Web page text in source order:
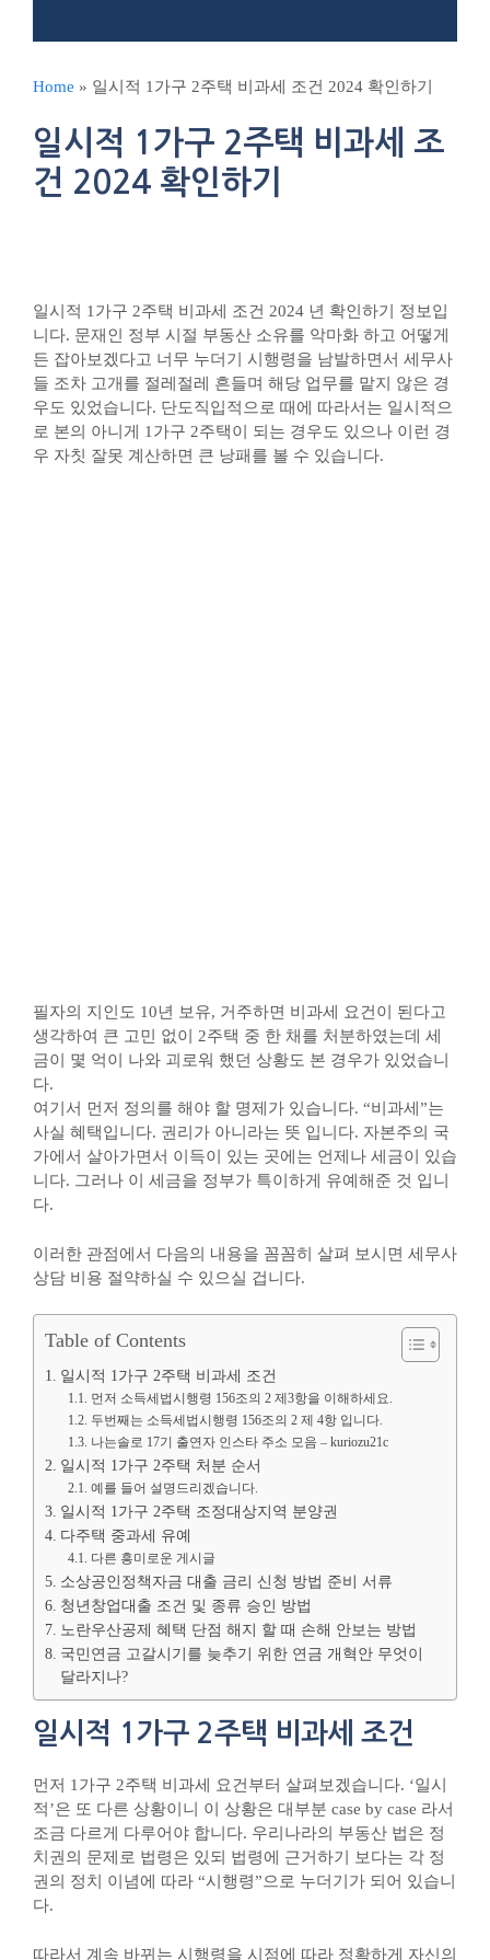
Home » 일시적 1가구 2주택 비과세 조건 2024 확인하기
일시적 1가구 2주택 비과세 조
건 2024 확인하기
일시적 1가구 2주택 비과세 조건 2024 년 확인하기 정보입
니다. 문재인 정부 시절 부동산 소유를 악마화 하고 어떻게
든 잡아보겠다고 너무 누더기 시행령을 남발하면서 세무사
들 조차 고개를 절레절레 흔들며 해당 업무를 맡지 않은 경
우도 있었습니다. 단도직입적으로 때에 따라서는 일시적으
로 본의 아니게 1가구 2주택이 되는 경우도 있으나 이런 경
우 자칫 잘못 계산하면 큰 낭패를 볼 수 있습니다.
필자의 지인도 10년 보유, 거주하면 비과세 요건이 된다고
생각하여 큰 고민 없이 2주택 중 한 채를 처분하였는데 세
금이 몇 억이 나와 괴로워 했던 상황도 본 경우가 있었습니
다.
여기서 먼저 정의를 해야 할 명제가 있습니다. “비과세”는
사실 혜택입니다. 권리가 아니라는 뜻 입니다. 자본주의 국
가에서 살아가면서 이득이 있는 곳에는 언제나 세금이 있습
니다. 그러나 이 세금을 정부가 특이하게 유예해준 것 입니
다.
이러한 관점에서 다음의 내용을 꼼꼼히 살펴 보시면 세무사
상담 비용 절약하실 수 있으실 겁니다.
Table of Contents
일시적 1가구 2주택 비과세 조건
먼저 소득세법시행령 156조의 2 제3항을 이해하세요.
두번째는 소득세법시행령 156조의 2 제 4항 입니다.
나는솔로 17기 출연자 인스타 주소 모음 – kuriozu21c
일시적 1가구 2주택 처분 순서
예를 들어 설명드리겠습니다.
일시적 1가구 2주택 조정대상지역 분양권
다주택 중과세 유예
다른 흥미로운 게시글
소상공인정책자금 대출 금리 신청 방법 준비 서류
청년창업대출 조건 및 종류 승인 방법
노란우산공제 혜택 단점 해지 할 때 손해 안보는 방법
국민연금 고갈시기를 늦추기 위한 연금 개혁안 무엇이
달라지나?
일시적 1가구 2주택 비과세 조건
먼저 1가구 2주택 비과세 요건부터 살펴보겠습니다. ‘일시
적’은 또 다른 상황이니 이 상황은 대부분 case by case 라서
조금 다르게 다루어야 합니다. 우리나라의 부동산 법은 정
치권의 문제로 법령은 있되 법령에 근거하기 보다는 각 정
권의 정치 이념에 따라 “시행령”으로 누더기가 되어 있습니
다.
따라서 계속 바뀌는 시행령을 시점에 따라 정확하게 자신의